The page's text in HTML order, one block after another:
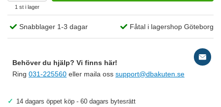
1 st i lager
Snabblager 1-3 dagar Fåtal i lagershop Göteborg
Behöver du hjälp? Vi finns här!
Ring 031-225560 eller maila oss support@dbakuten.se
✓ 14 dagars öppet köp - 60 dagars bytesrätt